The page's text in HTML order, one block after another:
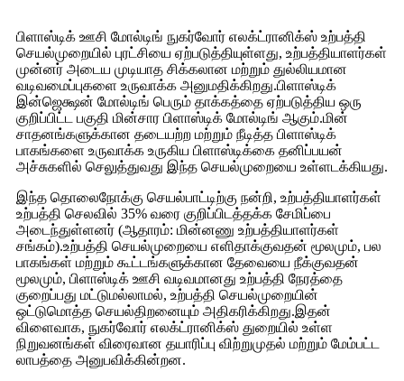
பிளாஸ்டிக் ஊசி மோல்டிங் நுகர்வோர் எலக்ட்ரானிக்ஸ் உற்பத்தி
செயல்முறையில் புரட்சியை ஏற்படுத்தியுள்ளது, உற்பத்தியாளர்கள்
முன்னர் அடைய முடியாத சிக்கலான மற்றும் துல்லியமான
வடிவமைப்புகளை உருவாக்க அனுமதிக்கிறது.பிளாஸ்டிக்
இன்ஜெக்ஷன் மோல்டிங் பெரும் தாக்கத்தை ஏற்படுத்திய ஒரு
குறிப்பிட்ட பகுதி மின்சார பிளாஸ்டிக் மோல்டிங் ஆகும்.மின்
சாதனங்களுக்கான தடையற்ற மற்றும் நீடித்த பிளாஸ்டிக்
பாகங்களை உருவாக்க உருகிய பிளாஸ்டிக்கை தனிப்பயன்
அச்சுகளில் செலுத்துவது இந்த செயல்முறையை உள்ளடக்கியது.
இந்த தொலைநோக்கு செயல்பாட்டிற்கு நன்றி, உற்பத்தியாளர்கள்
உற்பத்தி செலவில் 35% வரை குறிப்பிடத்தக்க சேமிப்பை
அடைந்துள்ளனர் (ஆதாரம்: மின்னணு உற்பத்தியாளர்கள்
சங்கம்).உற்பத்தி செயல்முறையை எளிதாக்குவதன் மூலமும், பல
பாகங்கள் மற்றும் கூட்டங்களுக்கான தேவையை நீக்குவதன்
மூலமும், பிளாஸ்டிக் ஊசி வடிவமானது உற்பத்தி நேரத்தை
குறைப்பது மட்டுமல்லாமல், உற்பத்தி செயல்முறையின்
ஒட்டுமொத்த செயல்திறனையும் அதிகரிக்கிறது.இதன்
விளைவாக, நுகர்வோர் எலக்ட்ரானிக்ஸ் துறையில் உள்ள
நிறுவனங்கள் விரைவான தயாரிப்பு விற்றுமுதல் மற்றும் மேம்பட்ட
லாபத்தை அனுபவிக்கின்றன.